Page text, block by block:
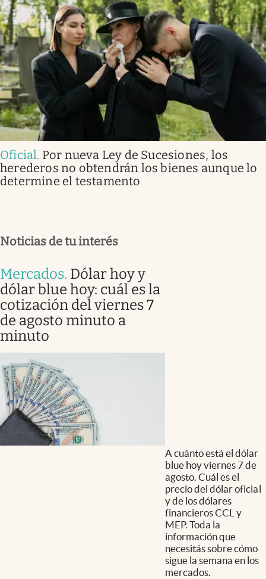
Oficial. Por nueva Ley de Sucesiones, los
herederos no obtendrán los bienes aunque lo
determine el testamento
Noticias de tu interés
Mercados. Dólar hoy y
dólar blue hoy: cuál es la
cotización del viernes 7
de agosto minuto a
minuto
A cuánto está el dólar
blue hoy viernes 7 de
agosto. Cuál es el
precio del dólar oficial
y de los dólares
financieros CCL y
MEP. Toda la
información que
necesitás sobre cómo
sigue la semana en los
mercados.